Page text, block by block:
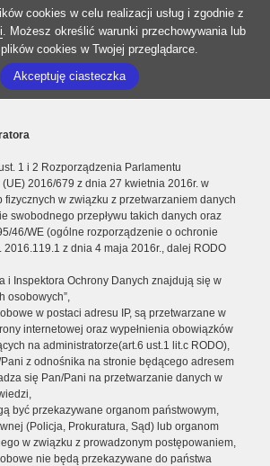
cookies w celu realizacji usług i zgodnie z
. Możesz określić warunki przechowywania lub
cookies w Twojej przeglądarce.
Akceptuję ciasteczka
1 i 2 Rozporządzenia Parlamentu
2016/679 z dnia 27 kwietnia 2016r. w
fizycznych w związku z przetwarzaniem danych
swobodnego przepływu takich danych oraz
46/WE (ogólne rozporządzenie o ochronie
2016.119.1 z dnia 4 maja 2016r., dalej RODO
i Inspektora Ochrony Danych znajdują się w
osobowych”,
w postaci adresu IP, są przetwarzane w
internetowej oraz wypełnienia obowiązków
na administratorze(art.6 ust.1 lit.c RODO),
z odnośnika na stronie będącego adresem
się Pan/Pani na przetwarzanie danych w
być przekazywane organom państwowym,
(Policja, Prokuratura, Sąd) lub organom
w związku z prowadzonym postępowaniem,
nie będą przekazywane do państwa